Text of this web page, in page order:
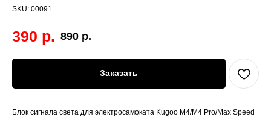
SKU: 00091
390 р. 890 р.
Заказать
Блок сигнала света для электросамоката Kugoo M4/M4 Pro/Max Speed